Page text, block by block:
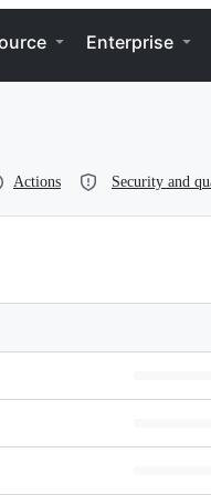
Enterprise
Actions Security and